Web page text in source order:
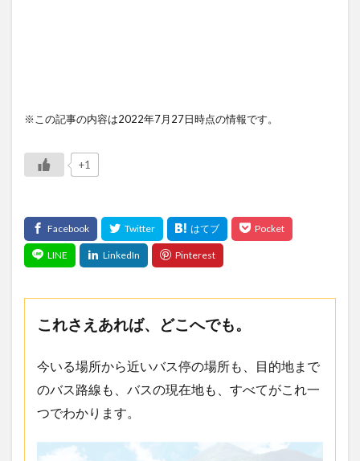
※この記事の内容は2022年7月27日時点の情報です。
+1
これさえあれば、どこへでも。
今いる場所から近いバス停の場所も、目的地まで
のバス路線も、バスの現在地も、すべてがこれ一
つでわかります。